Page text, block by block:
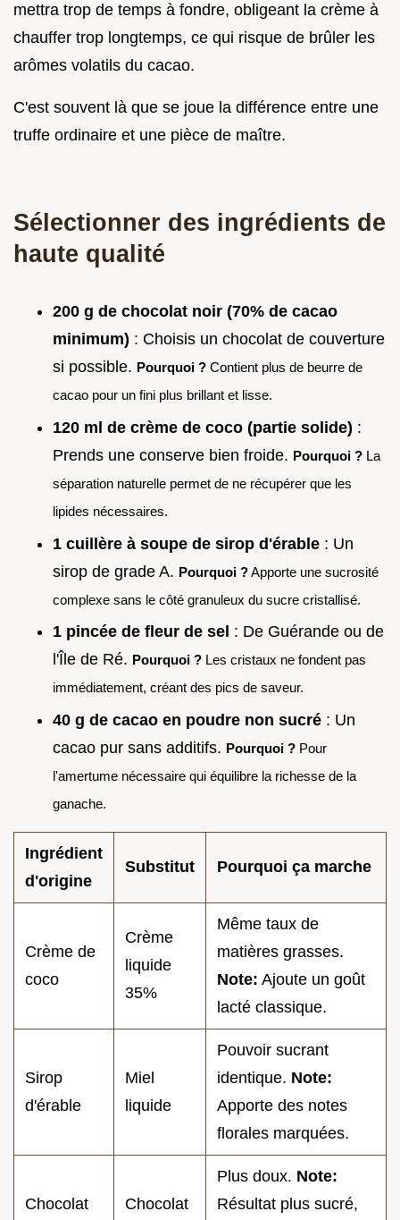
mettra trop de temps à fondre, obligeant la crème à
chauffer trop longtemps, ce qui risque de brûler les
arômes volatils du cacao.
C'est souvent là que se joue la différence entre une
truffe ordinaire et une pièce de maître.
Sélectionner des ingrédients de
haute qualité
200 g de chocolat noir (70% de cacao
minimum) : Choisis un chocolat de couverture
si possible. Pourquoi ? Contient plus de beurre de
cacao pour un fini plus brillant et lisse.
120 ml de crème de coco (partie solide) :
Prends une conserve bien froide. Pourquoi ? La
séparation naturelle permet de ne récupérer que les
lipides nécessaires.
1 cuillère à soupe de sirop d'érable : Un
sirop de grade A. Pourquoi ?Apporte une sucrosité
complexe sans le côté granuleux du sucre cristallisé.
1 pincée de fleur de sel : De Guérande ou de
l'Île de Ré. Pourquoi ? Les cristaux ne fondent pas
immédiatement, créant des pics de saveur.
40 g de cacao en poudre non sucré : Un
cacao pur sans additifs. Pourquoi ? Pour
l'amertume nécessaire qui équilibre la richesse de la
ganache.
Ingrédient
d'origine
Substitut Pourquoi ça marche
Crème de
coco
Crème
liquide
35%
Même taux de
matières grasses.
Note: Ajoute un goût
lacté classique.
Sirop
d'érable
Miel
liquide
Pouvoir sucrant
identique. Note:
Apporte des notes
florales marquées.
Chocolat Chocolat
Plus doux. Note:
Résultat plus sucré,